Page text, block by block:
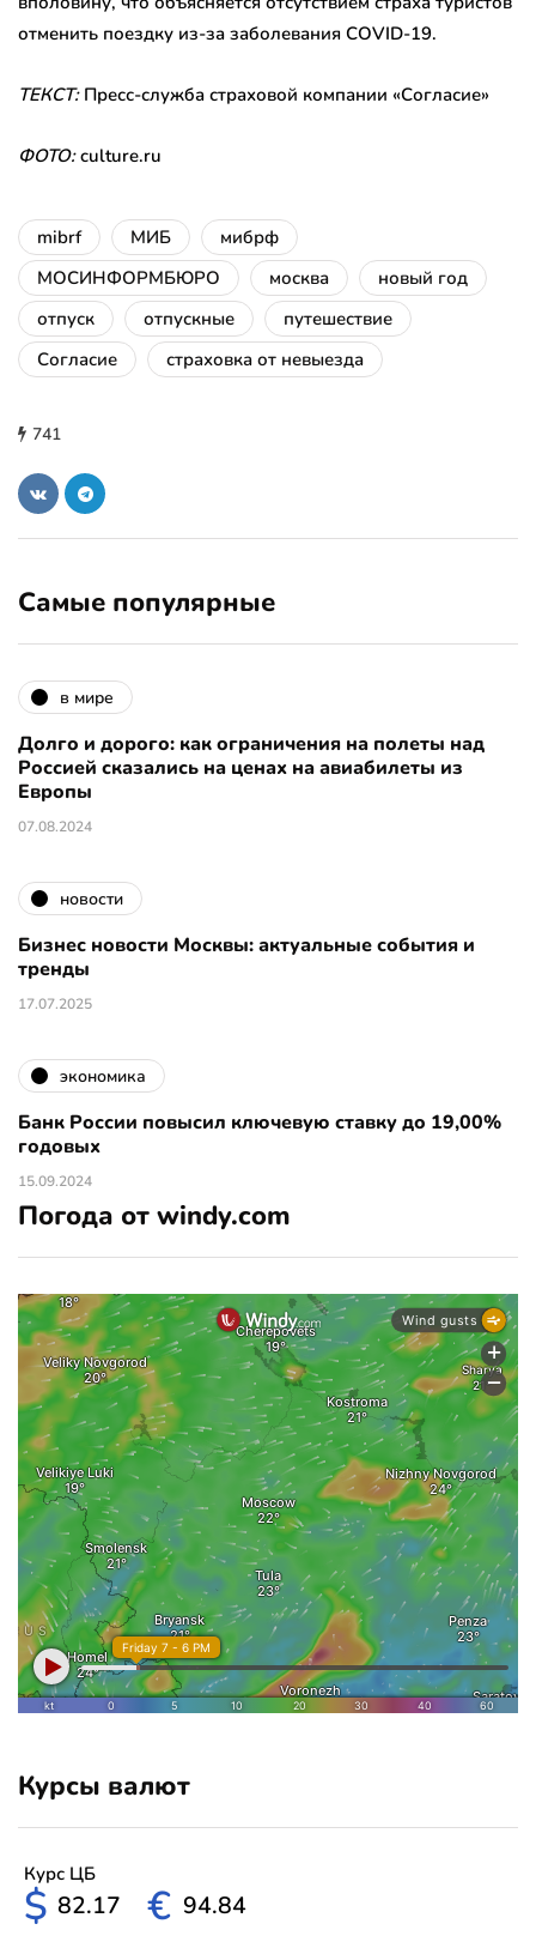
отменить поездку из-за заболевания COVID-19.
ТЕКСТ: Пресс-служба страховой компании «Согласие»
ФОТО:culture.ru
mibrf МИБ
мибрф
МОСИНФОРМБЮРО
москва
новый год
отпуск
отпускные
путешествие
Согласие
страховка от невыезда
741
Самые популярные
в мире
Долго и дорого: как ограничения на полеты над
Россией сказались на ценах на авиабилеты из
Европы
07.08.2024
новости
Бизнес новости Москвы: актуальные события и
тренды
17.07.2025
экономика
Банк России повысил ключевую ставку до 19,00%
годовых
15.09.2024
Погода от windy.com
Курсы валют
Курс ЦБ
$ 82.17 € 94.84